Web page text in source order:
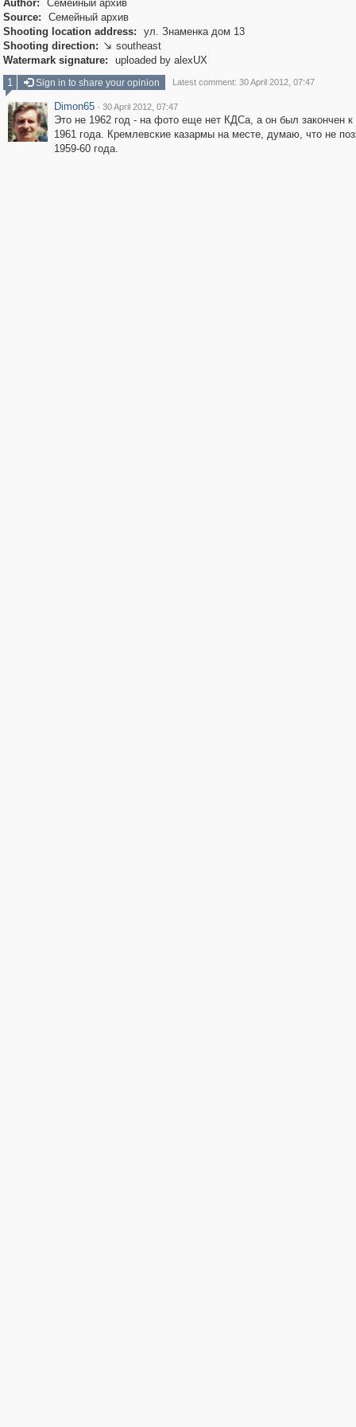
Author:
Семейный архив
Source:
Семейный архив
Shooting location address:
ул. Знаменка дом 13
Shooting direction:  southeast
Watermark signature:
uploaded by alexUX
1
Sign in to share your opinion Latest comment: 30 April 2012, 07:47
Dimon65 · 30 April 2012, 07:47
Это не 1962 год - на фото еще нет КДСа, а он был закончен к
1961 года. Кремлевские казармы на месте, думаю, что не
1959-60 года.